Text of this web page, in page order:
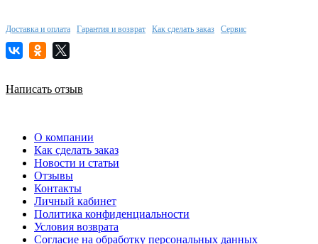
Доставка и оплата Гарантия и возврат Как сделать заказ Сервис
Написать отзыв
О компании
Как сделать заказ
Новости и статьи
Отзывы
Контакты
Личный кабинет
Политика конфиденциальности
Условия возврата
Согласие на обработку персональных данных